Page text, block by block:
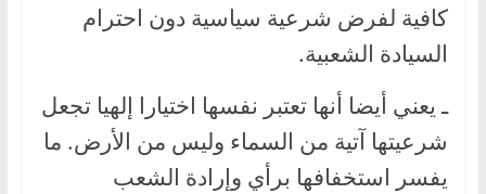
كافية لفرض شرعية سياسية دون احترام
السيادة الشعبية.
ـ يعني أيضا أنها تعتبر نفسها اختيارا إلهيا تجعل
شرعيتها آتية من السماء وليس من الأرض. ما
يفسر استخفافها برأي وإرادة الشعب